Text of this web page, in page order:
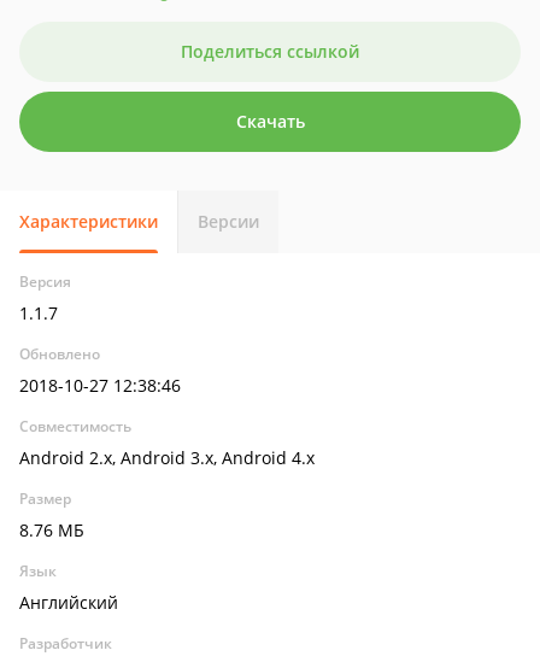
Поделиться ссылкой
Скачать
Характеристики Версии
Версия
1.1.7
Обновлено
2018-10-27 12:38:46
Совместимость
Android 2.x, Android 3.x, Android 4.x
Размер
8.76 МБ
Язык
Английский
Разработчик